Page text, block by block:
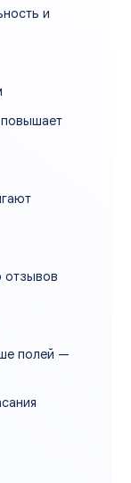
и
повышает
отзывов
полей —